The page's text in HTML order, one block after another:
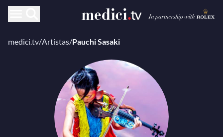
medici.tv/Artistas/Pauchi Sasaki